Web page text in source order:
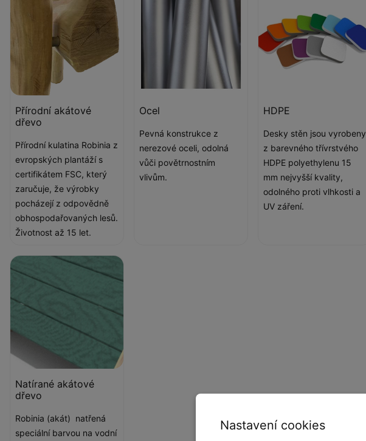
Přírodní akátové
dřevo
Přírodní kulatina Robinia z
evropských plantáží s
certifikátem FSC, který
zaručuje, že výrobky
pocházejí z odpovědně
obhospodařovaných lesů.
Životnost až 15 let.
Ocel
Pevná konstrukce z
nerezové oceli, odolná
vůči povětrnostním
vlivům.
HDPE
Desky stěn jsou vyrobeny
z barevného třívrstvého
HDPE polyethylenu 15
mm nejvyšší kvality,
odolného proti vlhkosti a
UV záření.
Natírané akátové
dřevo
Robinia (akát) natřená
speciální barvou na vodní
Nastavení cookies